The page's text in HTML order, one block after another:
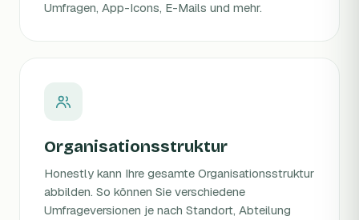
Umfragen, App-Icons, E-Mails und mehr.
Organisationsstruktur
Honestly kann Ihre gesamte Organisationsstruktur
abbilden. So können Sie verschiedene
Umfrageversionen je nach Standort, Abteilung